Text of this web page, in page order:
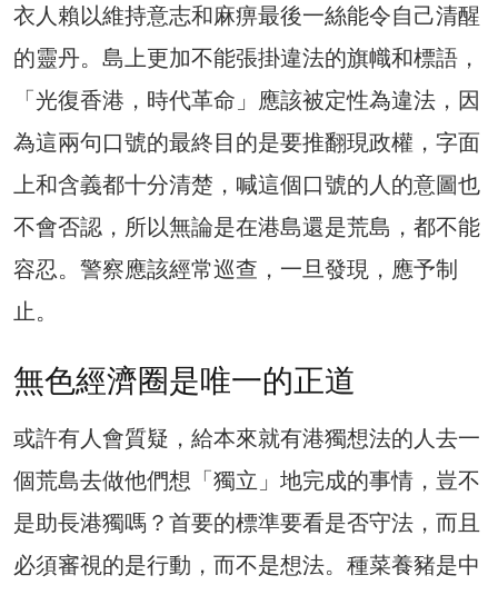
衣人賴以維持意志和麻痹最後一絲能令自己清醒
的靈丹。島上更加不能張掛違法的旗幟和標語，
「光復香港，時代革命」應該被定性為違法，因
為這兩句口號的最終目的是要推翻現政權，字面
上和含義都十分清楚，喊這個口號的人的意圖也
不會否認，所以無論是在港島還是荒島，都不能
容忍。警察應該經常巡查，一旦發現，應予制
止。
無色經濟圈是唯一的正道
或許有人會質疑，給本來就有港獨想法的人去一
個荒島去做他們想「獨立」地完成的事情，豈不
是助長港獨嗎？首要的標準要看是否守法，而且
必須審視的是行動，而不是想法。種菜養豬是中